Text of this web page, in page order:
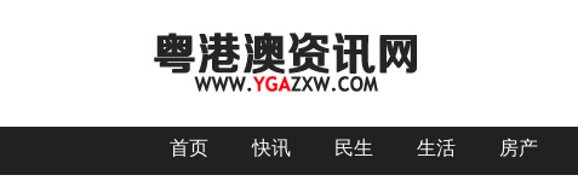
首页 快讯 民生 生活 房产